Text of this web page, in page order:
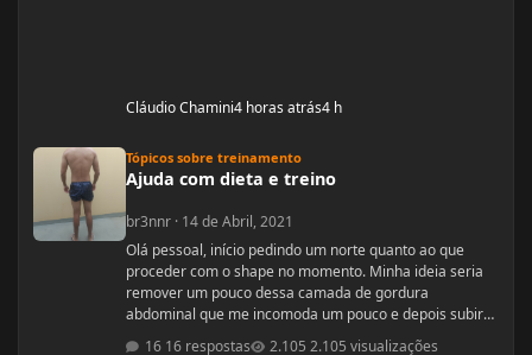
Cláudio Chamini4 horas atrás4 h
Tópicos sobre treinamento
Ajuda com dieta e treino
br3nnr · 14 de Abril, 2021
Olá pessoal, início pedindo um norte quanto ao que
proceder com o shape no momento. Minha ideia seria
remover um pouco dessa camada de gordura
abdominal que me incomoda um pouco e depois subir
16 respostas 2.105 visualizações